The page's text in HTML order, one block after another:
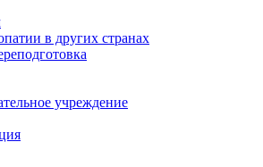
в других странах
учреждение